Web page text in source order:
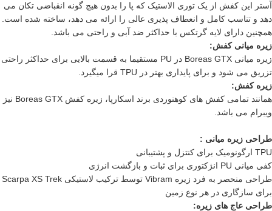
آستر این کفش از یک توری الاستیک که پا را بدون هیچ گونه انقباضی تکان می
دهد و تناسب کامل و انعطاف پذیری عالی را ارائه می دهد، ساخته شده است.
همچنین دارای لایه گرتکس با حداکثر ضد آبی و راحتی می باشد.
زیره میانی کفش:
زیره میانی Boreas GTX در PU مستقیما به قسمت بالایی برای حداکثر راحتی
تزریق می شود و برای پایداری بهتر در TPU قرا میگیرد.
زیره کفش:
همانند تمامی کفش های کوهنوردی
برند اسکارپا، زیره کفش Boreas GTX نیز
ویبرام می باشد.
طراحی زیره میانی :
TPU ارگونومیک برای کنتزل و پشتیبانی
کفی میانی PU انژکتوری برای ثبات و بازگشت انرژی
طراحی منحصر به فرد زیره Vibram توسط ترکیب لاستیکی
Scarpa XS Trek
برای سازگاری در هر نوع زمین
طراحی عاج های زیره: